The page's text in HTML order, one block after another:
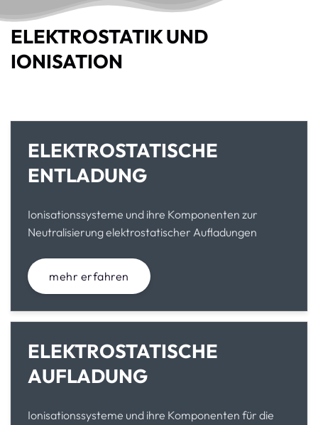
ELEKTROSTATIK UND
IONISATION
ELEKTROSTATISCHE
ENTLADUNG
Ionisationssysteme und ihre Komponenten zur
Neutralisierung elektrostatischer Aufladungen
mehr erfahren
ELEKTROSTATISCHE
AUFLADUNG
Ionisationssysteme und ihre Komponenten für die